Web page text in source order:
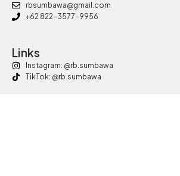
rbsumbawa@gmail.com
+62 822-3577-9956
Links
Instagram: @rb.sumbawa
TikTok: @rb.sumbawa